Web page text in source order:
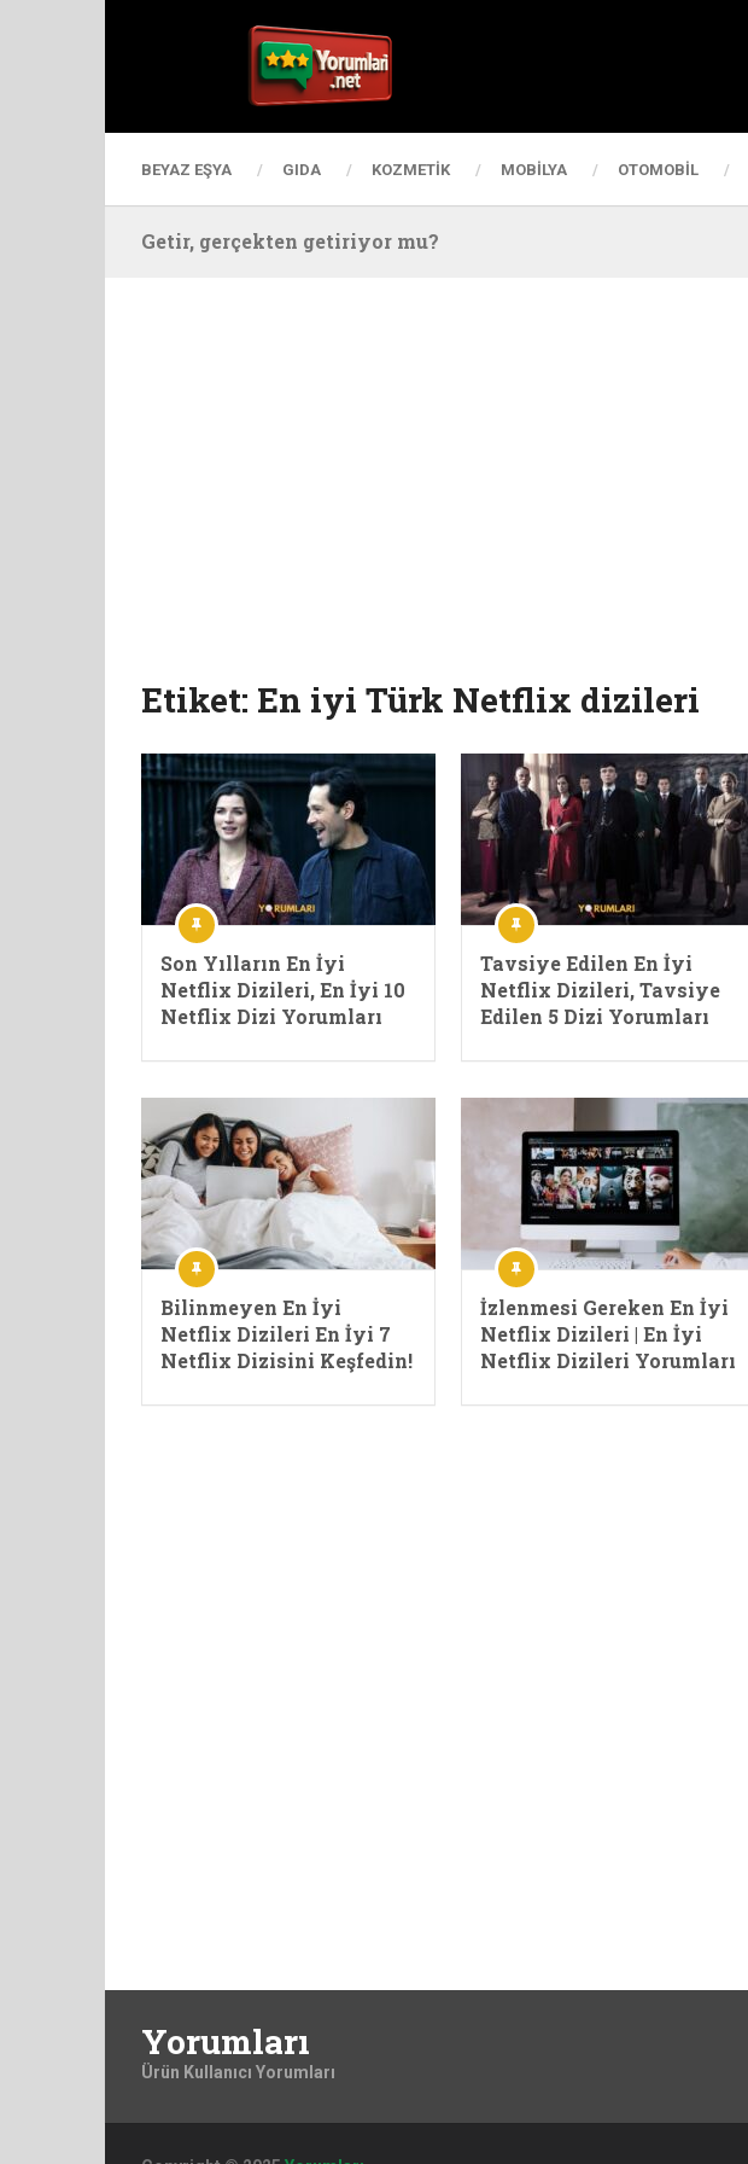
BEYAZ EŞYA GIDA KOZMETIK MOBILYA OTOMOBIL
Getir, gerçekten getiriyor mu?
Etiket: En iyi Türk Netflix dizileri
Son Yılların En İyi
Netflix Dizileri, En İyi 10
Netflix Dizi Yorumları
Tavsiye Edilen En İyi
Netflix Dizileri, Tavsiye
Edilen 5 Dizi Yorumları
Bilinmeyen En İyi
Netflix Dizileri En İyi 7
Netflix Dizisini Keşfedin!
İzlenmesi Gereken En İyi
Netflix Dizileri | En İyi
Netflix Dizileri Yorumları
Yorumları
Ürün Kullanıcı Yorumları